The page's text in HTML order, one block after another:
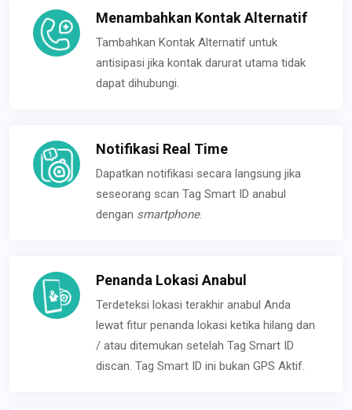
Menambahkan Kontak Alternatif
Tambahkan Kontak Alternatif untuk
antisipasi jika kontak darurat utama tidak
dapat dihubungi.
Notifikasi Real Time
Dapatkan notifikasi secara langsung jika
seseorang scan Tag Smart ID anabul
dengan smartphone.
Penanda Lokasi Anabul
Terdeteksi lokasi terakhir anabul Anda
lewat fitur penanda lokasi ketika hilang dan
/ atau ditemukan setelah Tag Smart ID
discan. Tag Smart ID ini bukan GPS Aktif.